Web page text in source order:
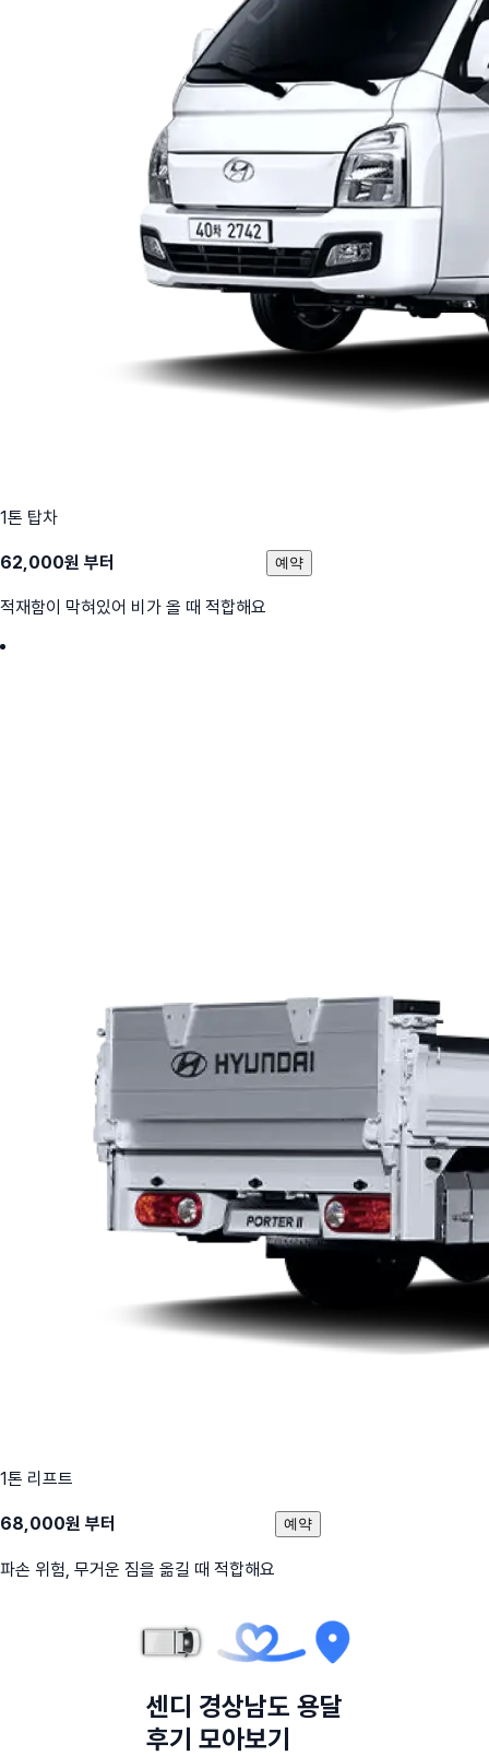
1톤 탑차
62,000원 부터
적재함이 막혀있어 비가 올 때 적합해요
예약
1톤 리프트
68,000원 부터
파손 위험, 무거운 짐을 옮길 때 적합해요
예약
센디 경상남도 용달
후기 모아보기